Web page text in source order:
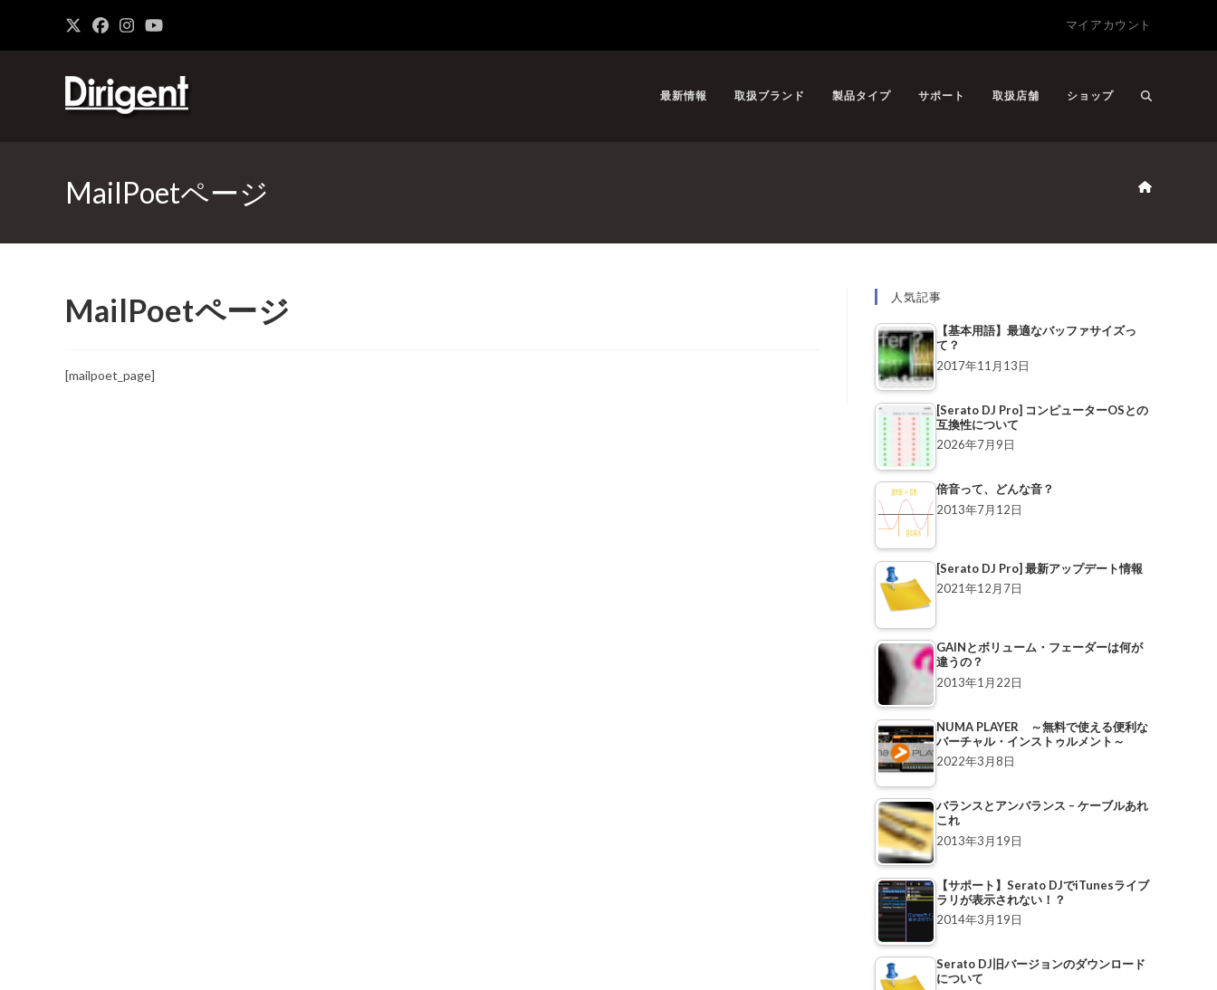
マイアカウント
最新情報 取扱ブランド 製品タイプ サポート 取扱店舗 ショップ
MailPoetページ
MailPoetページ
[mailpoet_page]
人気記事
【基本用語】最適なバッファサイズっ
て？
2017年11月13日
[Serato DJ Pro] コンピューターOSとの
互換性について
2026年7月9日
倍音って、どんな音？
2013年7月12日
[Serato DJ Pro] 最新アップデート情報
2021年12月7日
GAINとボリューム・フェーダーは何が
違うの？
2013年1月22日
NUMA PLAYER ～無料で使える便利な
バーチャル・インストゥルメント～
2022年3月8日
バランスとアンバランス – ケーブルあれ
これ
2013年3月19日
【サポート】Serato DJでiTunesライブ
ラリが表示されない！？
2014年3月19日
Serato DJ旧バージョンのダウンロード
について